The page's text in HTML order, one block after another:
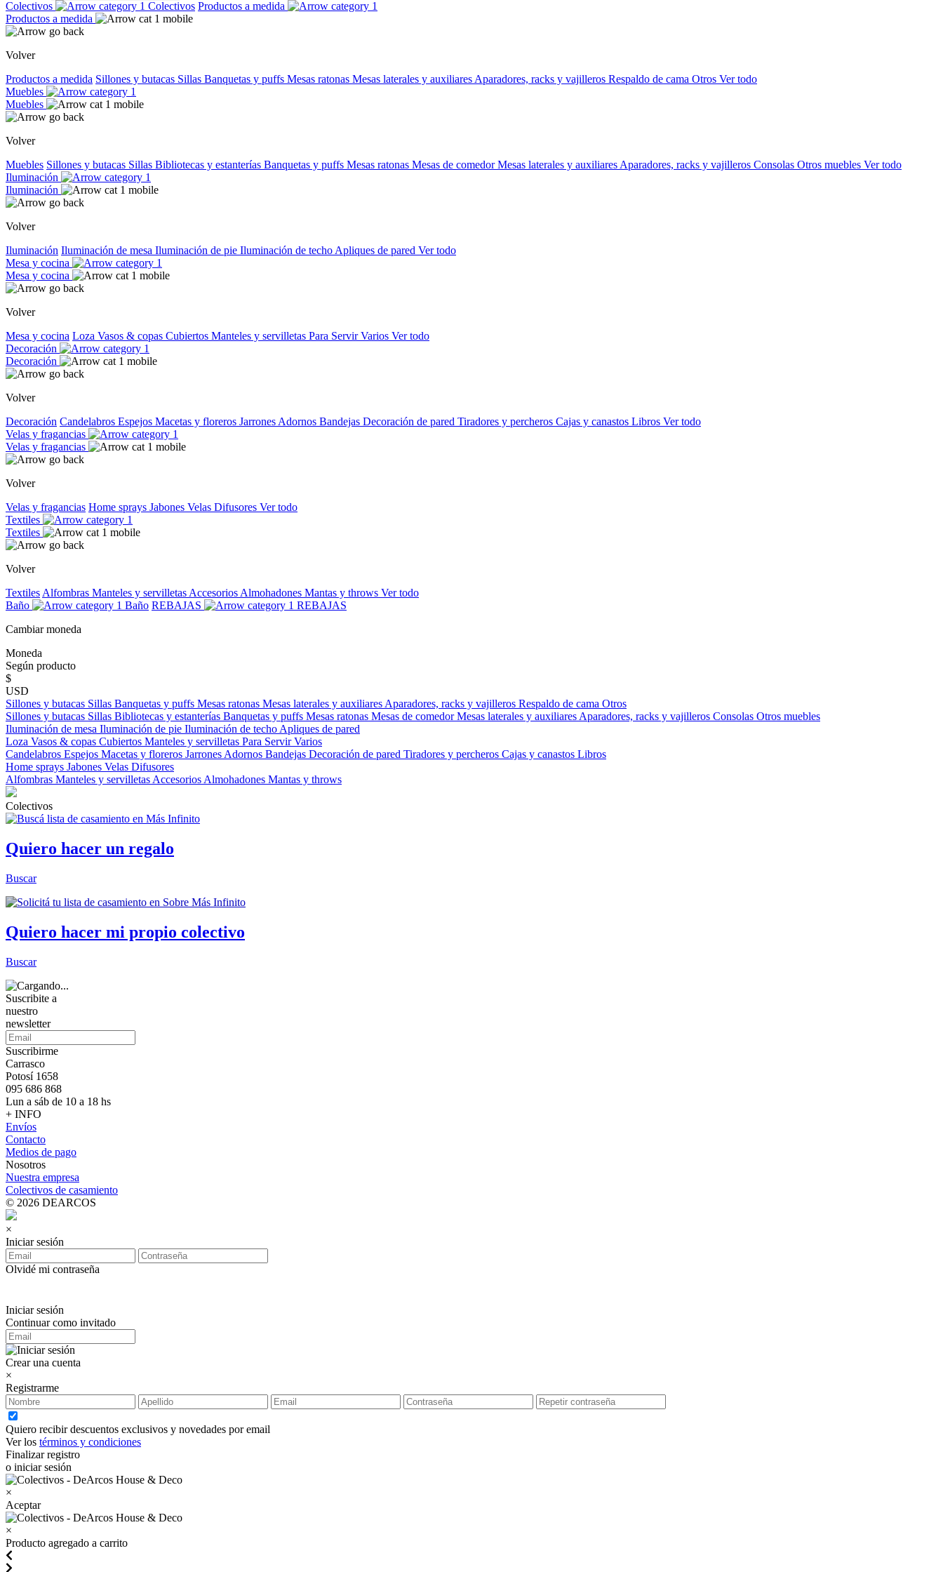
Colectivos Colectivos Productos a medida
Productos a medida
Volver
Productos a medida Sillones y butacas Sillas Banquetas y puffs Mesas ratonas Mesas laterales y auxiliares Aparadores, racks y vajilleros Respaldo de cama Otros Ver todo
Muebles
Muebles
Volver
Muebles Sillones y butacas Sillas Bibliotecas y estanterías Banquetas y puffs Mesas ratonas Mesas de comedorMesas laterales y auxiliares Aparadores, racks y vajilleros Consolas Otros muebles Ver todo
Iluminación
Iluminación
Volver
Iluminación Iluminación de mesa Iluminación de pie Iluminación de techo Apliques de pared Ver todo
Mesa y cocina
Mesa y cocina
Volver
Mesa y cocina Loza Vasos & copas Cubiertos Manteles y servilletas Para ServirVarios Ver todo
Decoración
Decoración
Volver
Decoración Candelabros Espejos Macetas y floreros Jarrones Adornos Bandejas Decoración de pared Tiradores y percheros Cajas y canastos Libros Ver todo
Velas y fragancias
Velas y fragancias
Volver
Velas y fragancias Home sprays Jabones Velas Difusores Ver todo
Textiles
Textiles
Volver
Textiles Alfombras Manteles y servilletas Accesorios Almohadones Mantas y throws Ver todo
Baño
Baño REBAJAS
REBAJAS
Cambiar moneda
Moneda
Según producto
$
USD
Sillones y butacas Sillas Banquetas y puffs Mesas ratonas Mesas laterales y auxiliares Aparadores, racks y vajilleros Respaldo de cama Otros
Sillones y butacas Sillas Bibliotecas y estanterías Banquetas y puffs Mesas ratonas Mesas de comedorMesas laterales y auxiliares Aparadores, racks y vajilleros Consolas Otros muebles
Iluminación de mesa Iluminación de pie Iluminación de techo Apliques de pared
Loza Vasos & copas Cubiertos Manteles y servilletas Para ServirVarios
Candelabros Espejos Macetas y floreros Jarrones Adornos Bandejas Decoración de pared Tiradores y percheros Cajas y canastos Libros
Home sprays Jabones Velas Difusores
Alfombras Manteles y servilletas Accesorios Almohadones Mantas y throws
Colectivos
Quiero hacer un regalo
Buscar
Quiero hacer mi propio colectivo
Buscar
Suscribite a
nuestro
newsletter
Suscribirme
Carrasco
Potosí 1658
095 686 868
Lun a sáb de 10 a 18 hs
+ INFO
Envíos
Contacto
Medios de pago
Nosotros
Nuestra empresa
Colectivos de casamiento
© 2026 DEARCOS
×
Iniciar sesión
Olvidé mi contraseña
Iniciar sesión
Continuar como invitado
Crear una cuenta
×
Registrarme
Quiero recibir descuentos exclusivos y novedades por email
Ver los términos y condiciones
Finalizar registro
o iniciar sesión
×
Aceptar
×
Producto agregado a carrito